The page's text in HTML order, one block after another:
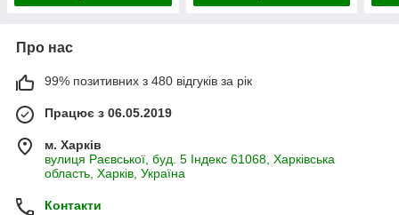
Про нас
99% позитивних з 480 відгуків за рік
Працює з 06.05.2019
м. Харків
вулиця Раєвської, буд. 5 Індекс 61068, Харківська
область, Харків, Україна
Контакти